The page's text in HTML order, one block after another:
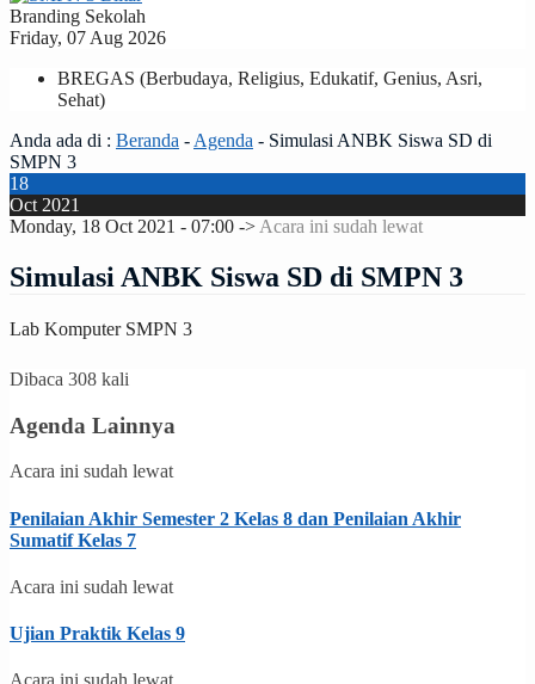
Branding Sekolah
Friday, 07 Aug 2026
BREGAS (Berbudaya, Religius, Edukatif, Genius, Asri,
Sehat)
Anda ada di : Beranda - Agenda - Simulasi ANBK Siswa SD di
SMPN 3
18
Oct 2021
Monday, 18 Oct 2021 - 07:00 -> Acara ini sudah lewat
Simulasi ANBK Siswa SD di SMPN 3
Lab Komputer SMPN 3
Dibaca 308 kali
Agenda Lainnya
Acara ini sudah lewat
Penilaian Akhir Semester 2 Kelas 8 dan Penilaian Akhir
Sumatif Kelas 7
Acara ini sudah lewat
Ujian Praktik Kelas 9